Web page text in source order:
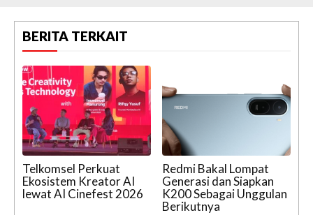
BERITA TERKAIT
Telkomsel Perkuat
Ekosistem Kreator AI
lewat AI Cinefest 2026
Redmi Bakal Lompat
Generasi dan Siapkan
K200 Sebagai Unggulan
Berikutnya